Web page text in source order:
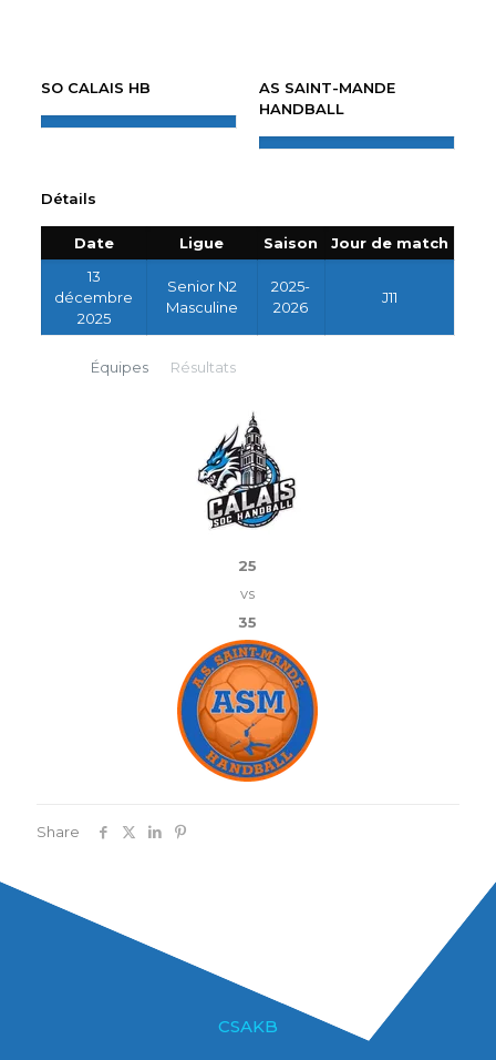
SO CALAIS HB
AS SAINT-MANDE
HANDBALL
Détails
Date Ligue Saison
Jour de match
13
décembre
2025
Senior N2
Masculine
2025-
2026
J11
Équipes Résultats
25
vs
35
Share
CSAKB